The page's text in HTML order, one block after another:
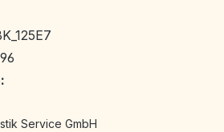
Service GmbH